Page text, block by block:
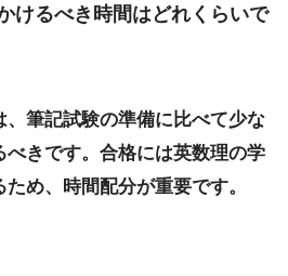
けるべき時間はどれくらいで
、筆記試験の準備に比べて少な
べきです。合格には英数理の学
め、時間配分が重要です。